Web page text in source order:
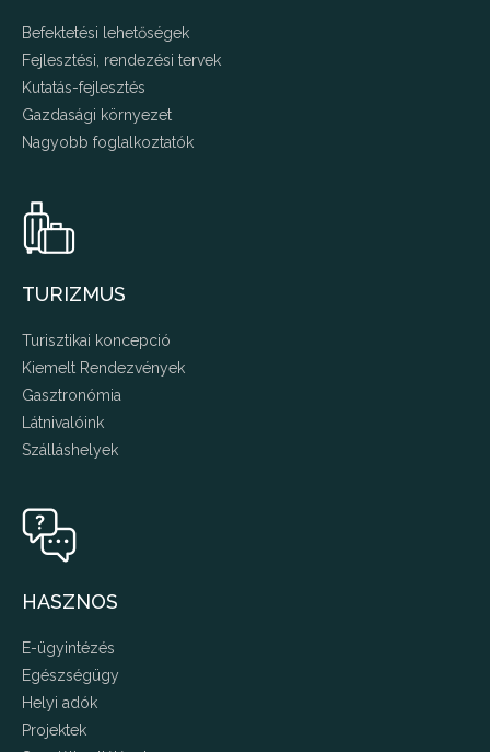
Befektetési lehetőségek
Fejlesztési, rendezési tervek
Kutatás-fejlesztés
Gazdasági környezet
Nagyobb foglalkoztatók
TURIZMUS
Turisztikai koncepció
Kiemelt Rendezvények
Gasztronómia
Látnivalóink
Szálláshelyek
HASZNOS
E-ügyintézés
Egészségügy
Helyi adók
Projektek